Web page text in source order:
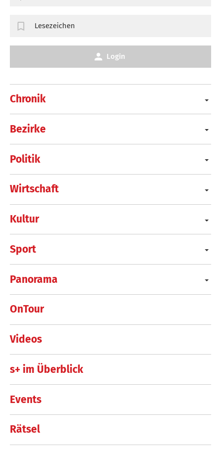
Chronik
Bezirke
Politik
Wirtschaft
Kultur
Sport
Panorama
OnTour
Videos
s+ im Überblick
Events
Rätsel
Lesezeichen
Login